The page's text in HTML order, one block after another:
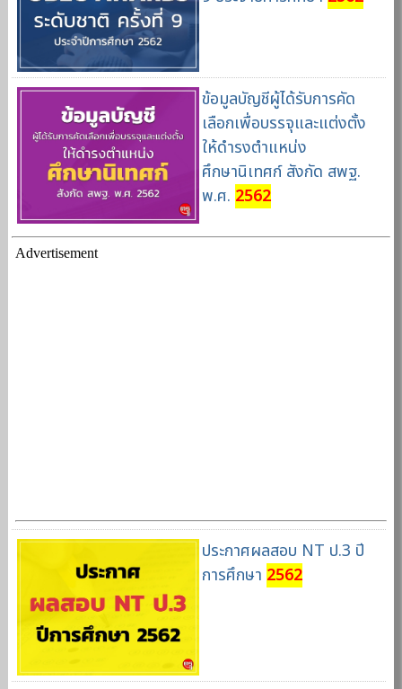
ข้อมูลบัญชีผู้ได้รับการคัด
เลือกเพื่อบรรจุและแต่งตั้ง
ให้ดำรงตำแหน่ง
ศึกษานิเทศก์ สังกัด สพฐ.
พ.ศ. 2562
Advertisement
ประกาศผลสอบ NT ป.3 ปี
การศึกษา 2562